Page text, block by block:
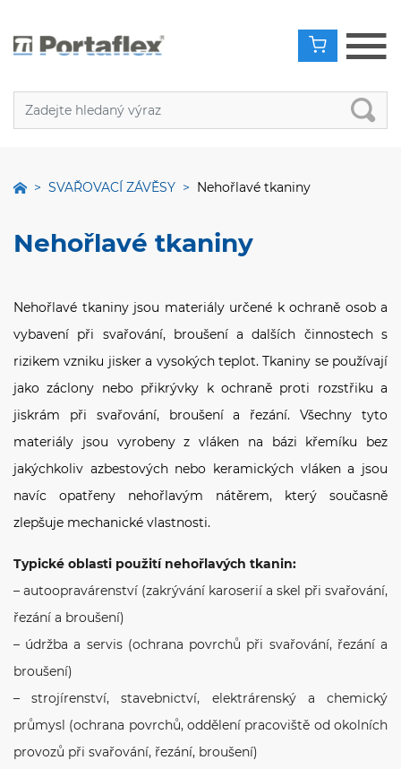
SVAŘOVACÍ ZÁVĚSY Nehořlavé tkaniny
Nehořlavé tkaniny
Nehořlavé tkaniny jsou materiály určené k ochraně osob a
vybavení při svařování, broušení a dalších činnostech s
rizikem vzniku jisker a vysokých teplot. Tkaniny se používají
jako záclony nebo přikrývky k ochraně proti rozstřiku a
jiskrám při svařování, broušení a řezání. Všechny tyto
materiály jsou vyrobeny z vláken na bázi křemíku bez
jakýchkoliv azbestových nebo keramických vláken a jsou
navíc opatřeny nehořlavým nátěrem, který současně
zlepšuje mechanické vlastnosti.
Typické oblasti použití nehořlavých tkanin:
– autoopravárenství (zakrývání karoserií a skel při svařování,
řezání a broušení)
– údržba a servis (ochrana povrchů při svařování, řezání a
broušení)
– strojírenství, stavebnictví, elektrárenský a chemický
průmysl (ochrana povrchů, oddělení pracoviště od okolních
provozů při svařování, řezání, broušení)